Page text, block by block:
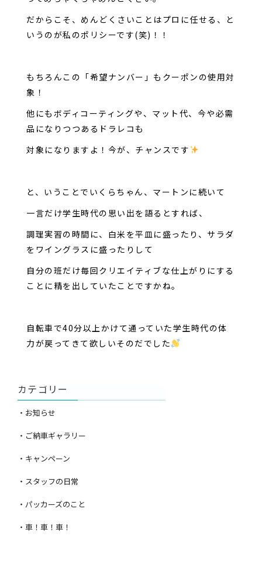
だからこそ、めんどくさいことはプロに任せる、と
いうのが私のポリシーです(笑)！！
もちろんこの「希望ナンバー」もクーポンの使用対
象！
他にもボディコーティングや、マット代、今や必需
品になりつつあるドラレコも
対象になりますよ！今が、チャンスです
と、いうことでいくらちゃん、マートンに続いて
一言だけ学生時代の思い出を語るとすれば、
調理実習の時間に、白米を平皿に盛ったり、サラダ
をワイングラスに盛ったりして
自分の班だけ毎回クリエイティブな仕上がりにする
ことに精を出していたことですかね。
自転車で40分以上かけて通っていた学生時代の体
力が戻ってきて欲しいそのだでした
カテゴリー
・お知らせ
・ご納車ギャラリー
・キャンペーン
・スタッフの日常
・パッカーズのこと
・車！車！車！